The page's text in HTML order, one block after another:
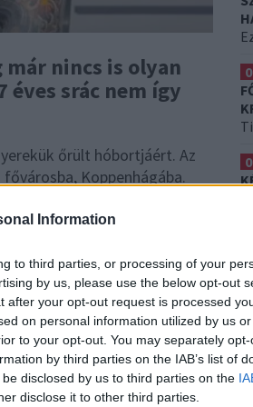
Information
to third parties, or processing of your
by us, please use the below opt-out
after your opt-out request is processed
on personal information utilized by us
to your opt-out. You may separately
by third parties on the IAB’s list of
disclosed by us to third parties on the
disclose it to other third parties.
nincs is olyan
éves srác nem így
őrült hóbortjáért. Az
Koppenhágába.
ezer eurót, azaz 15
Ennek ellenére nemrég
megmutatta
a